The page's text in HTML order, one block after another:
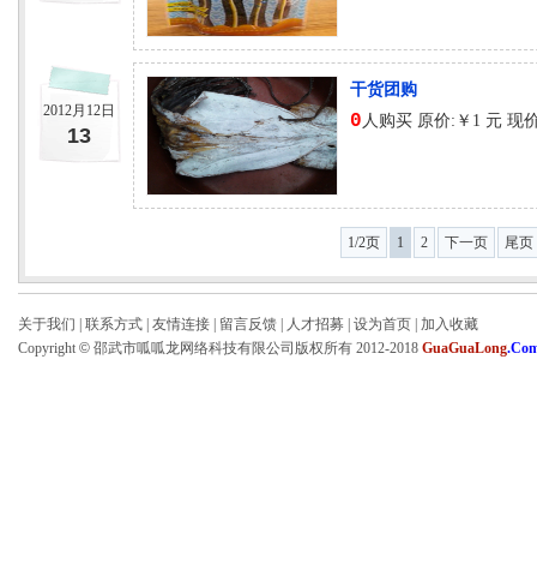
2012月12日
13
干货团购
0 人购买 原价:￥1 元 现
1/2页 1 2 下一页 尾页
关于我们 联系方式 友情连接 留言反馈 人才招募 设为首页
加入收藏
Copyright © 邵武市呱呱龙网络科技有限公司版权所有 2012-2018 GuaGuaLong